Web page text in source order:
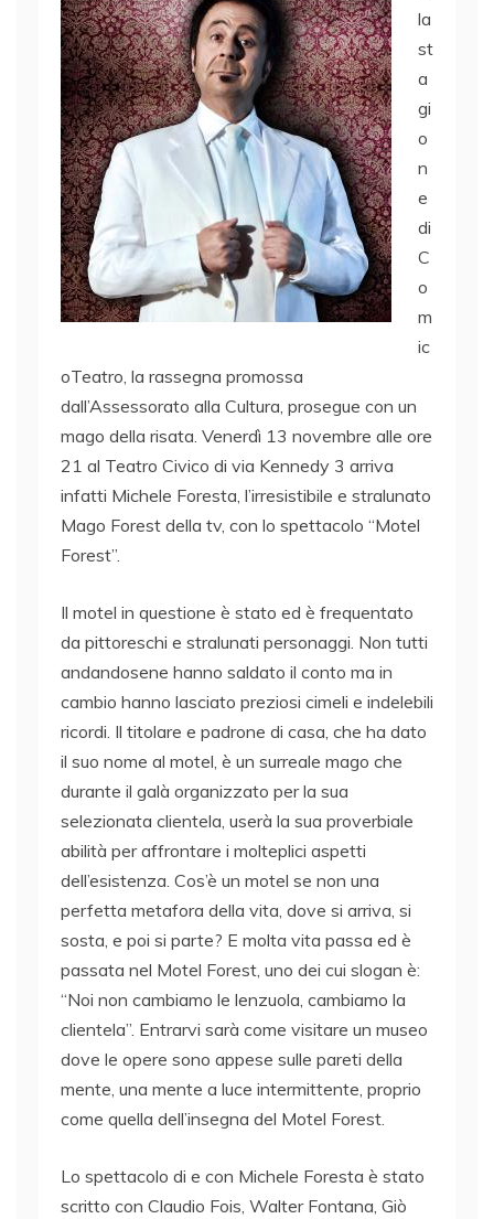
la
st
a
gi
o
n
e
di
C
o
m
ic
oTeatro, la rassegna promossa
dall’Assessorato alla Cultura, prosegue con un
mago della risata. Venerdì 13 novembre alle ore
21 al Teatro Civico di via Kennedy 3 arriva
infatti Michele Foresta, l’irresistibile e stralunato
Mago Forest della tv, con lo spettacolo “Motel
Forest”.
Il motel in questione è stato ed è frequentato
da pittoreschi e stralunati personaggi. Non tutti
andandosene hanno saldato il conto ma in
cambio hanno lasciato preziosi cimeli e indelebili
ricordi. Il titolare e padrone di casa, che ha dato
il suo nome al motel, è un surreale mago che
durante il galà organizzato per la sua
selezionata clientela, userà la sua proverbiale
abilità per affrontare i molteplici aspetti
dell’esistenza. Cos’è un motel se non una
perfetta metafora della vita, dove si arriva, si
sosta, e poi si parte? E molta vita passa ed è
passata nel Motel Forest, uno dei cui slogan è:
“Noi non cambiamo le lenzuola, cambiamo la
clientela”. Entrarvi sarà come visitare un museo
dove le opere sono appese sulle pareti della
mente, una mente a luce intermittente, proprio
come quella dell’insegna del Motel Forest.
Lo spettacolo di e con Michele Foresta è stato
scritto con Claudio Fois, Walter Fontana, Giò